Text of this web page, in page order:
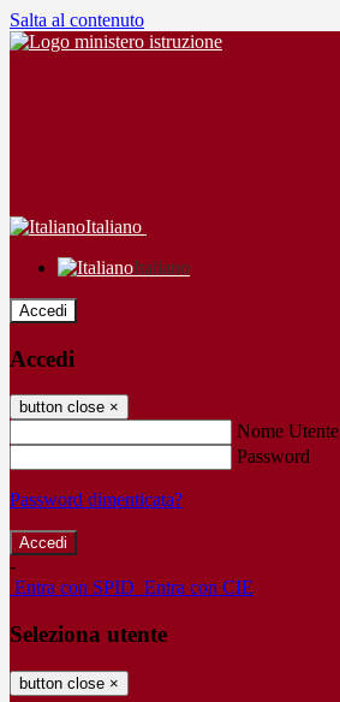
Salta al contenuto
Italiano
Italiano
Accedi
Accedi
button close ×
Nome Utente
Password
Password dimenticata?
-
Entra con SPID Entra con CIE
Seleziona utente
button close ×